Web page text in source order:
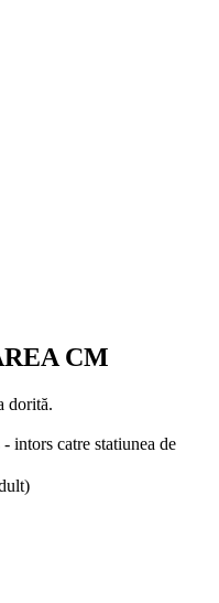
CM
dorită.
intors catre statiunea de